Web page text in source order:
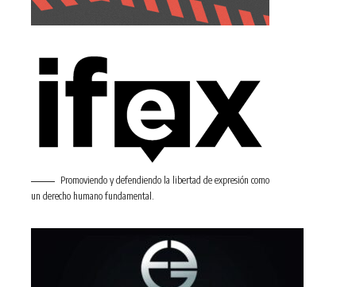
Promoviendo y defendiendo la libertad de expresión como
un derecho humano fundamental.